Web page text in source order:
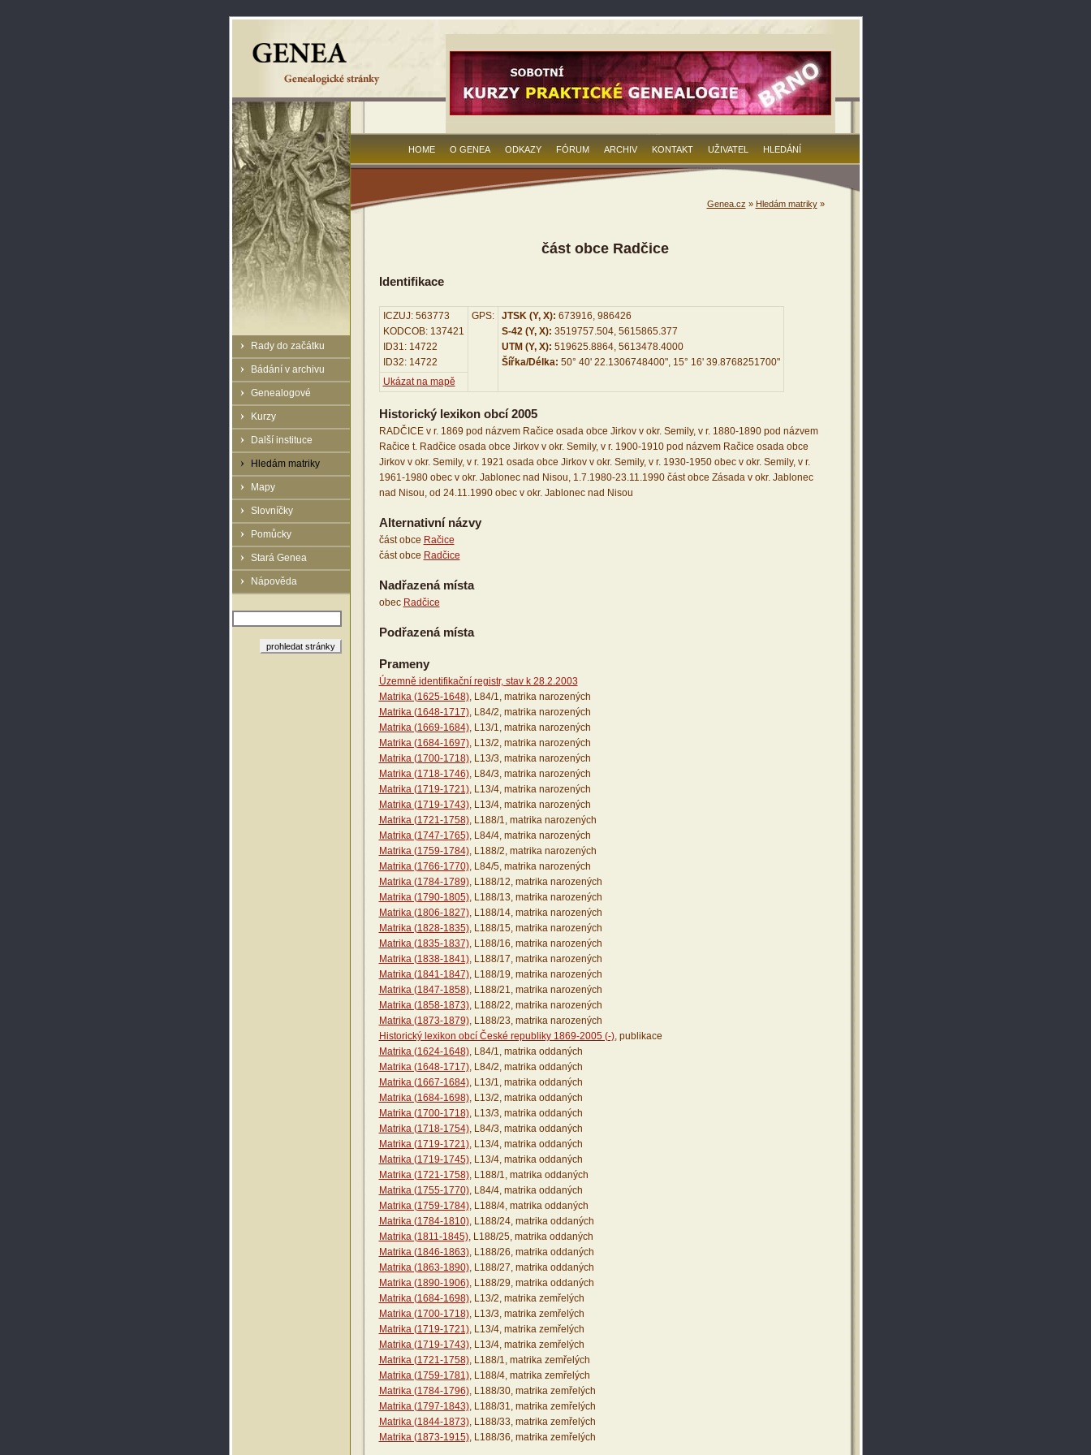
Rady do začátku
Bádání v archivu
Genealogové
Kurzy
Další instituce
Hledám matriky
Mapy
Slovníčky
Pomůcky
Stará Genea
Nápověda
HOME O GENEA ODKAZY FÓRUM ARCHIV KONTAKT UŽIVATEL HLEDÁNÍ
Genea.cz » Hledám matriky»
část obce Radčice
Identifikace
ICZUJ: 563773
KODCOB: 137421
ID31: 14722
ID32: 14722
GPS: JTSK (Y, X): 673916, 986426
S-42 (Y, X): 3519757.504, 5615865.377
UTM (Y, X): 519625.8864, 5613478.4000
Šířka/Délka: 50° 40' 22.1306748400", 15° 16' 39.8768251700"
Ukázat na mapě
Historický lexikon obcí 2005
RADČICE v r. 1869 pod názvem Račice osada obce Jirkov v okr. Semily, v r. 1880-1890 pod názvem
Račice t. Radčice osada obce Jirkov v okr. Semily, v r. 1900-1910 pod názvem Račice osada obce
Jirkov v okr. Semily, v r. 1921 osada obce Jirkov v okr. Semily, v r. 1930-1950 obec v okr. Semily, v r.
1961-1980 obec v okr. Jablonec nad Nisou, 1.7.1980-23.11.1990 část obce Zásada v okr. Jablonec
nad Nisou, od 24.11.1990 obec v okr. Jablonec nad Nisou
Alternativní názvy
část obce Račice
část obce Radčice
Nadřazená místa
obec Radčice
Podřazená místa
Prameny
Územně identifikační registr, stav k 28.2.2003
Matrika (1625-1648), L84/1, matrika narozených
Matrika (1648-1717), L84/2, matrika narozených
Matrika (1669-1684), L13/1, matrika narozených
Matrika (1684-1697), L13/2, matrika narozených
Matrika (1700-1718), L13/3, matrika narozených
Matrika (1718-1746), L84/3, matrika narozených
Matrika (1719-1721), L13/4, matrika narozených
Matrika (1719-1743), L13/4, matrika narozených
Matrika (1721-1758), L188/1, matrika narozených
Matrika (1747-1765), L84/4, matrika narozených
Matrika (1759-1784), L188/2, matrika narozených
Matrika (1766-1770), L84/5, matrika narozených
Matrika (1784-1789), L188/12, matrika narozených
Matrika (1790-1805), L188/13, matrika narozených
Matrika (1806-1827), L188/14, matrika narozených
Matrika (1828-1835), L188/15, matrika narozených
Matrika (1835-1837), L188/16, matrika narozených
Matrika (1838-1841), L188/17, matrika narozených
Matrika (1841-1847), L188/19, matrika narozených
Matrika (1847-1858), L188/21, matrika narozených
Matrika (1858-1873), L188/22, matrika narozených
Matrika (1873-1879), L188/23, matrika narozených
Historický lexikon obcí České republiky 1869-2005 (-), publikace
Matrika (1624-1648), L84/1, matrika oddaných
Matrika (1648-1717), L84/2, matrika oddaných
Matrika (1667-1684), L13/1, matrika oddaných
Matrika (1684-1698), L13/2, matrika oddaných
Matrika (1700-1718), L13/3, matrika oddaných
Matrika (1718-1754), L84/3, matrika oddaných
Matrika (1719-1721), L13/4, matrika oddaných
Matrika (1719-1745), L13/4, matrika oddaných
Matrika (1721-1758), L188/1, matrika oddaných
Matrika (1755-1770), L84/4, matrika oddaných
Matrika (1759-1784), L188/4, matrika oddaných
Matrika (1784-1810), L188/24, matrika oddaných
Matrika (1811-1845), L188/25, matrika oddaných
Matrika (1846-1863), L188/26, matrika oddaných
Matrika (1863-1890), L188/27, matrika oddaných
Matrika (1890-1906), L188/29, matrika oddaných
Matrika (1684-1698), L13/2, matrika zemřelých
Matrika (1700-1718), L13/3, matrika zemřelých
Matrika (1719-1721), L13/4, matrika zemřelých
Matrika (1719-1743), L13/4, matrika zemřelých
Matrika (1721-1758), L188/1, matrika zemřelých
Matrika (1759-1781), L188/4, matrika zemřelých
Matrika (1784-1796), L188/30, matrika zemřelých
Matrika (1797-1843), L188/31, matrika zemřelých
Matrika (1844-1873), L188/33, matrika zemřelých
Matrika (1873-1915), L188/36, matrika zemřelých